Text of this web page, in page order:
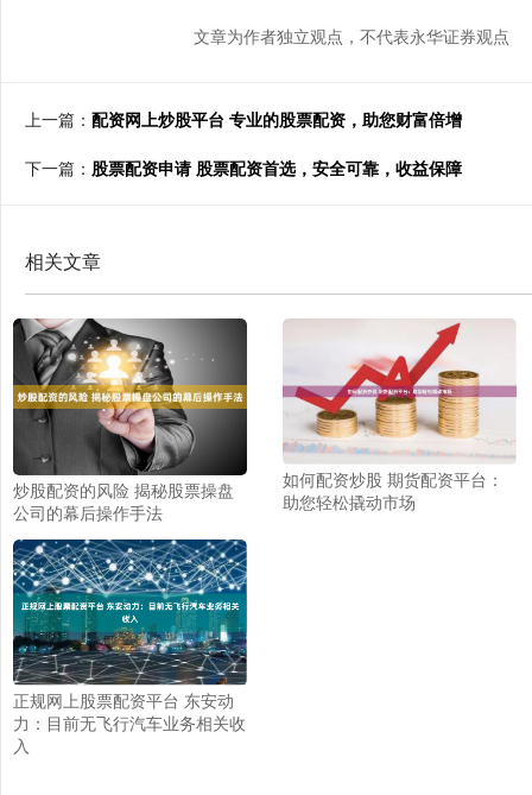
文章为作者独立观点，不代表永华证券观点
上一篇： 配资网上炒股平台 专业的股票配资，助您财富倍增
下一篇： 股票配资申请 股票配资首选，安全可靠，收益保障
相关文章
炒股配资的风险 揭秘股票操盘
公司的幕后操作手法
如何配资炒股 期货配资平台：
助您轻松撬动市场
正规网上股票配资平台 东安动
力：目前无飞行汽车业务相关收
入